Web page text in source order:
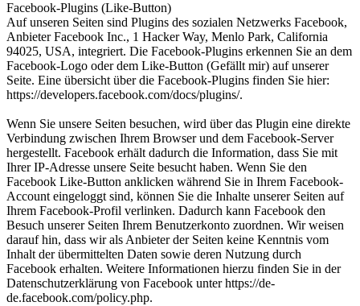
Facebook-Plugins (Like-Button)
Auf unseren Seiten sind Plugins des sozialen Netzwerks Facebook,
Anbieter Facebook Inc., 1 Hacker Way, Menlo Park, California
94025, USA, integriert. Die Facebook-Plugins erkennen Sie an dem
Facebook-Logo oder dem Like-Button (Gefällt mir) auf unserer
Seite. Eine übersicht über die Facebook-Plugins finden Sie hier:
https://developers.facebook.com/docs/plugins/.
Wenn Sie unsere Seiten besuchen, wird über das Plugin eine direkte
Verbindung zwischen Ihrem Browser und dem Facebook-Server
hergestellt. Facebook erhält dadurch die Information, dass Sie mit
Ihrer IP-Adresse unsere Seite besucht haben. Wenn Sie den
Facebook Like-Button anklicken während Sie in Ihrem Facebook-
Account eingeloggt sind, können Sie die Inhalte unserer Seiten auf
Ihrem Facebook-Profil verlinken. Dadurch kann Facebook den
Besuch unserer Seiten Ihrem Benutzerkonto zuordnen. Wir weisen
darauf hin, dass wir als Anbieter der Seiten keine Kenntnis vom
Inhalt der übermittelten Daten sowie deren Nutzung durch
Facebook erhalten. Weitere Informationen hierzu finden Sie in der
Datenschutzerklärung von Facebook unter https://de-
de.facebook.com/policy.php.